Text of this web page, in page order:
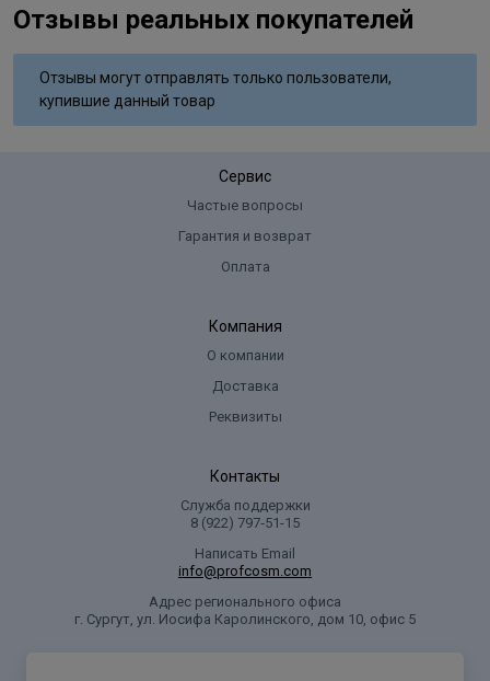
Отзывы реальных покупателей
Отзывы могут отправлять только пользователи,
купившие данный товар
Сервис
Частые вопросы
Гарантия и возврат
Оплата
Компания
О компании
Доставка
Реквизиты
Контакты
Служба поддержки
8 (922) 797‑51-15
Написать Email
info@profcosm.com
Адрес регионального офиса
г. Сургут, ул. Иосифа Каролинского, дом 10, офис 5